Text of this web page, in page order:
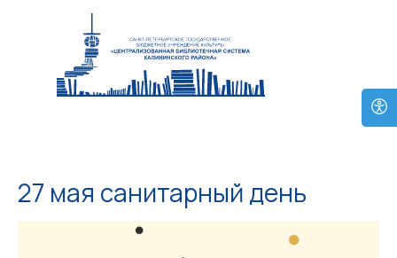
27 мая санитарный день